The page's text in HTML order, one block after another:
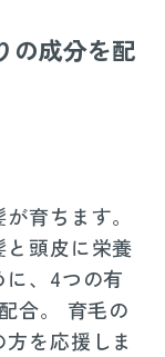
の成分を配
育ちます。
頭皮に栄養
、4つの有
合。 育毛の
を応援しま